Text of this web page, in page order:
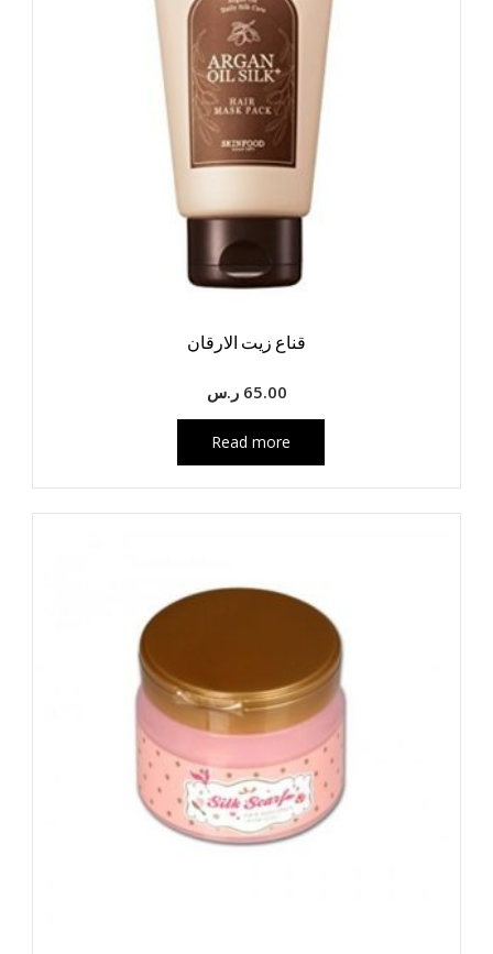
قناع زيت الارقان
65.00 ر.س
Read more